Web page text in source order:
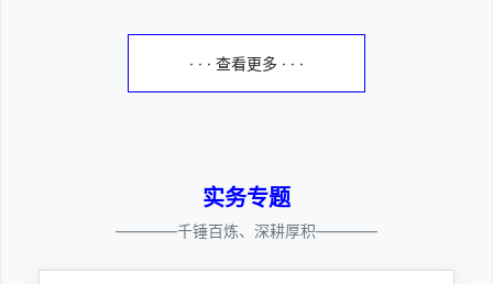
· · · 查看更多 · · ·
实务专题
————千锤百炼、深耕厚积————